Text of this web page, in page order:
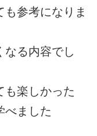
も参考になりま
なる内容でし
も楽しかった
ら学べました